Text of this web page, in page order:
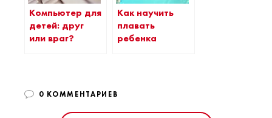
Компьютер для
детей: друг
или враг?
Как научить
плавать
ребенка
0 КОММЕНТАРИЕВ